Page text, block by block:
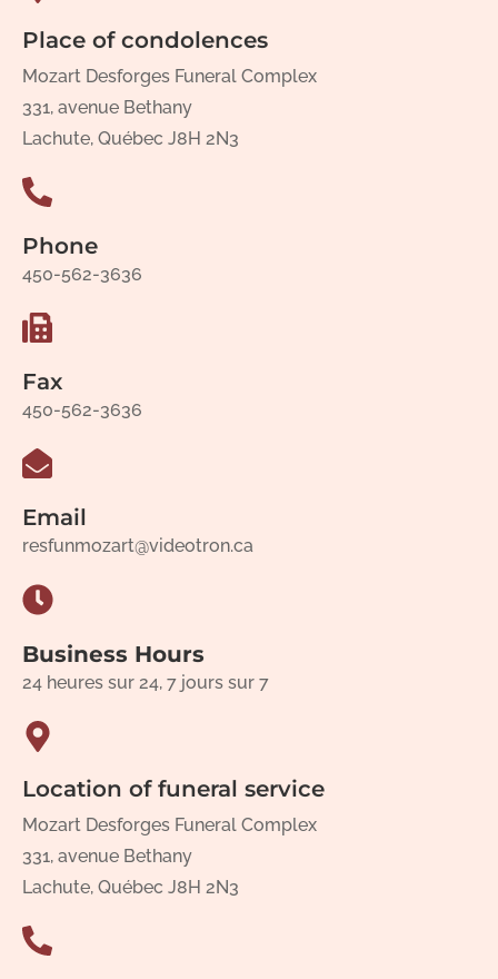
Place of condolences
Mozart Desforges Funeral Complex
331, avenue Bethany
Lachute, Québec J8H 2N3
Phone
450-562-3636
Fax
450-562-3636
Email
resfunmozart@videotron.ca
Business Hours
24 heures sur 24, 7 jours sur 7
Location of funeral service
Mozart Desforges Funeral Complex
331, avenue Bethany
Lachute, Québec J8H 2N3